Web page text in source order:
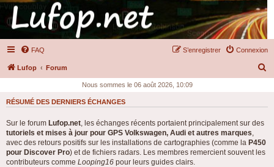
FAQ Connexion
S’enregistrer
Lufop Forum
Nous sommes le 06 août 2026, 10:09
RÉSUMÉ DES DERNIERS ÉCHANGES
Sur le forum Lufop.net , les échanges récents portaient principalement sur des
tutoriels et mises à jour pour GPS Volkswagen, Audi et autres marques
avec des retours positifs sur les installations de cartographies (comme la P450
pour Discover Pro) et de fichiers radars. Les membres remercient souvent les
contributeurs comme Looping16 pour leurs guides clairs.